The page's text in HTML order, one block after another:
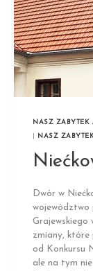
NASZ ZABYTEK
NASZ
Dwór w
województwo
Grajewskiego
zmiany, które
od Konkursu
ale na tym